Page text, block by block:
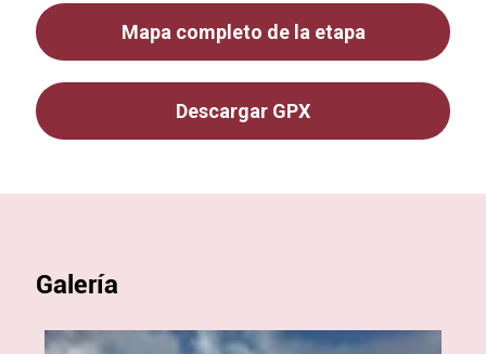
Mapa completo de la etapa
Descargar GPX
Galería